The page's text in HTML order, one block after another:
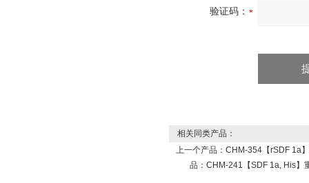
验证码：
相关同类产品：
上一个产品： CHM-354【rSDF 1a
品： CHM-241【SDF 1a, His】